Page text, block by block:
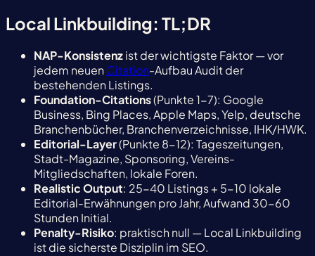
Local Linkbuilding: TL;DR
NAP-Konsistenzist der wichtigste Faktor — vor
jedem neuenCitation-Aufbau Audit der
bestehenden Listings.
Foundation-Citations(Punkte 1-7): Google
Business, Bing Places, Apple Maps, Yelp, deutsche
Branchenbücher, Branchenverzeichnisse, IHK/HWK.
Editorial-Layer(Punkte 8-12): Tageszeitungen,
Stadt-Magazine, Sponsoring, Vereins-
Mitgliedschaften, lokale Foren.
Realistic Output: 25-40 Listings + 5-10 lokale
Editorial-Erwähnungen pro Jahr, Aufwand 30-60
Stunden Initial.
Penalty-Risiko: praktisch null — Local Linkbuilding
ist die sicherste Disziplin im SEO.